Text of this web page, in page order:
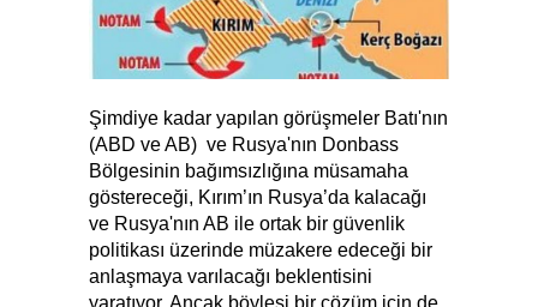
Şimdiye kadar yapılan görüşmeler Batı'nın
(ABD ve AB) ve Rusya'nın Donbass
Bölgesinin bağımsızlığına müsamaha
göstereceği, Kırım’ın Rusya’da kalacağı
ve Rusya'nın AB ile ortak bir güvenlik
politikası üzerinde müzakere edeceği bir
anlaşmaya varılacağı beklentisini
yaratıyor. Ancak böylesi bir çözüm için de